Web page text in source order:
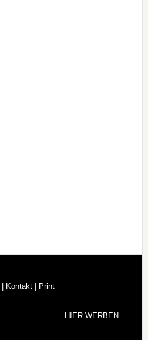
Kontakt | Print
HIER WERBEN